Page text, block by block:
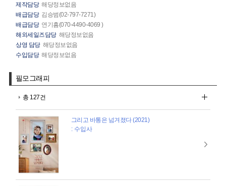
제작담당 해당정보없음
배급담당 김승범(02-797-7271)
배급담당 연기흠(070-4490-4069 )
해외세일즈담당 해당정보없음
상영 담당 해당정보없음
수입담당 해당정보없음
필모그래피
총 127건
그리고 바통은 넘겨졌다 (2021)
: 수입사